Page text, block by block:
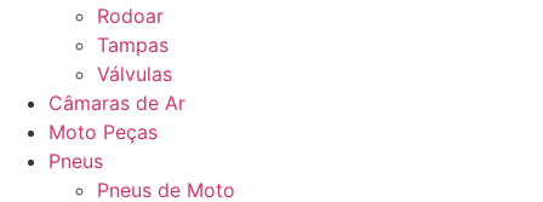
Rodoar
Tampas
Válvulas
Câmaras de Ar
Moto Peças
Pneus
Pneus de Moto